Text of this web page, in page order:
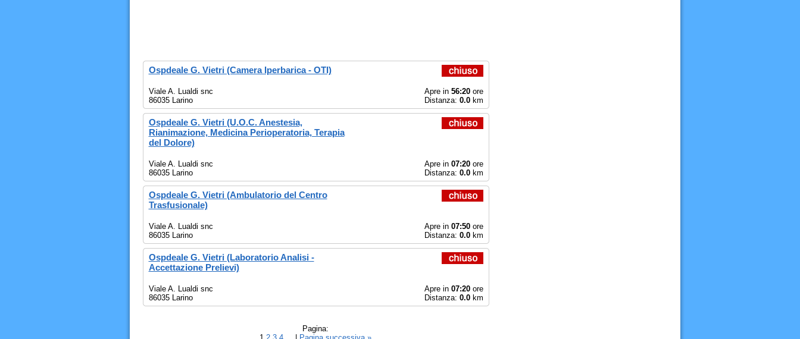
Ospdeale G. Vietri (Camera Iperbarica - OTI)
Viale A. Lualdi snc
86035 Larino
Apre in 56:20ore
Distanza: 0.0km
Ospdeale G. Vietri (U.O.C. Anestesia,
Rianimazione, Medicina Perioperatoria, Terapia
del Dolore)
Viale A. Lualdi snc
86035 Larino
Apre in 07:20ore
Distanza: 0.0km
Ospdeale G. Vietri (Ambulatorio del Centro
Trasfusionale)
Viale A. Lualdi snc
86035 Larino
Apre in 07:50ore
Distanza: 0.0km
Ospdeale G. Vietri (Laboratorio Analisi -
Accettazione Prelievi)
Viale A. Lualdi snc
86035 Larino
Apre in 07:20ore
Distanza: 0.0km
Pagina: